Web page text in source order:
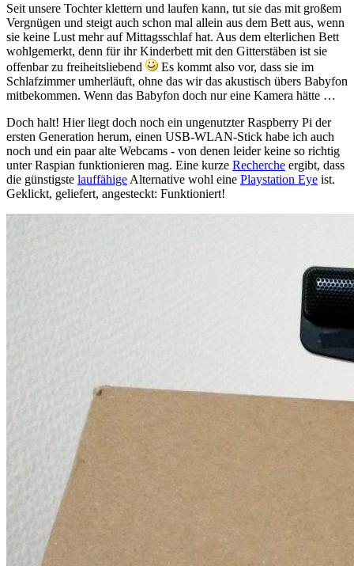
Seit unsere Tochter klettern und laufen kann, tut sie das mit großem
Vergnügen und steigt auch schon mal allein aus dem Bett aus, wenn
sie keine Lust mehr auf Mittagsschlaf hat. Aus dem elterlichen Bett
wohlgemerkt, denn für ihr Kinderbett mit den Gitterstäben ist sie
offenbar zu freiheitsliebend
Es kommt also vor, dass sie im
Schlafzimmer umherläuft, ohne das wir das akustisch übers Babyfon
mitbekommen. Wenn das Babyfon doch nur eine Kamera hätte …
Doch halt! Hier liegt doch noch ein ungenutzter Raspberry Pi der
ersten Generation herum, einen USB-WLAN-Stick habe ich auch
noch und ein paar alte Webcams - von denen leider keine so richtig
unter Raspian funktionieren mag. Eine kurze Recherche ergibt, dass
die günstigste lauffähige Alternative wohl eine Playstation Eye ist.
Geklickt, geliefert, angesteckt: Funktioniert!